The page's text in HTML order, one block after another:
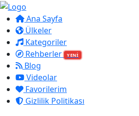
Ana Sayfa
Ülkeler
Kategoriler
Rehberler
YENİ
Blog
Videolar
Favorilerim
Gizlilik Politikası